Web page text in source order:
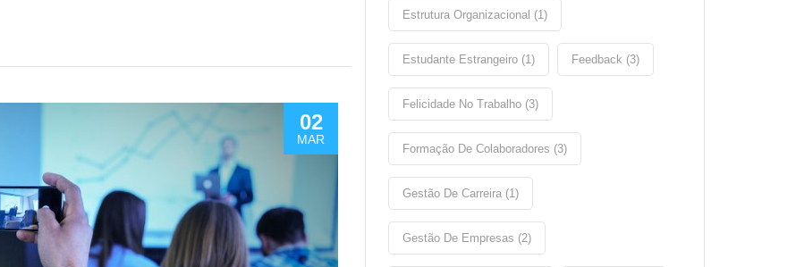
02
MAR
Estrutura Organizacional (1)
Estudante Estrangeiro (1) Feedback (3)
Felicidade No Trabalho (3)
Formação De Colaboradores (3)
Gestão De Carreira (1)
Gestão De Empresas (2)